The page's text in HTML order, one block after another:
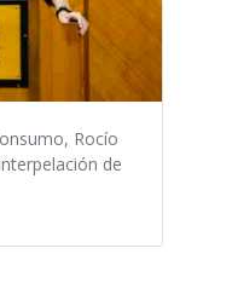
Rocío
de